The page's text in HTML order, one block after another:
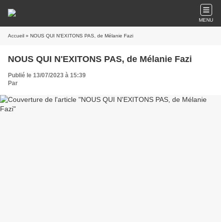
MENU
Accueil » NOUS QUI N'EXITONS PAS, de Mélanie Fazi
NOUS QUI N'EXITONS PAS, de Mélanie Fazi
Publié le 13/07/2023 à 15:39
Par